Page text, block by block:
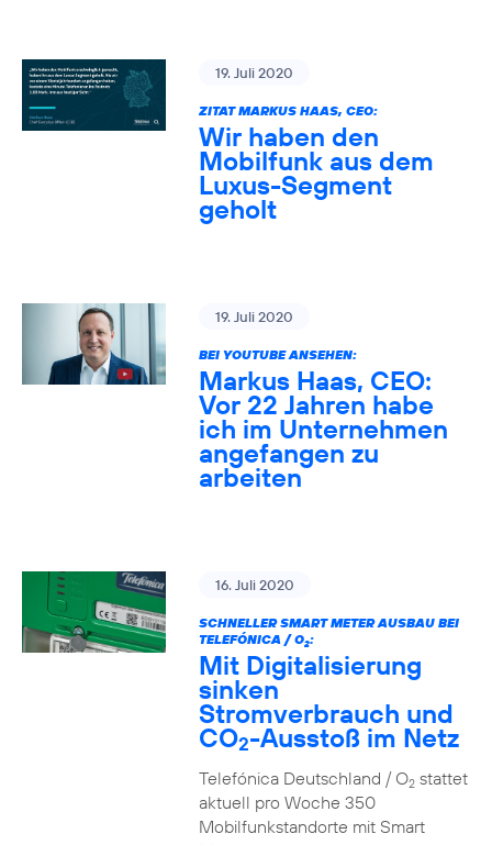
19. Juli 2020
ZITAT MARKUS HAAS, CEO:
Wir haben den
Mobilfunk aus dem
Luxus-Segment
geholt
19. Juli 2020
BEI YOUTUBE ANSEHEN:
Markus Haas, CEO:
Vor 22 Jahren habe
ich im Unternehmen
angefangen zu
arbeiten
16. Juli 2020
SCHNELLER SMART METER AUSBAU BEI
TELEFÓNICA / O2:
Mit Digitalisierung
sinken
Stromverbrauch und
CO2-Ausstoß im Netz
Telefónica Deutschland / O2stattet
aktuell pro Woche 350
Mobilfunkstandorte mit Smart